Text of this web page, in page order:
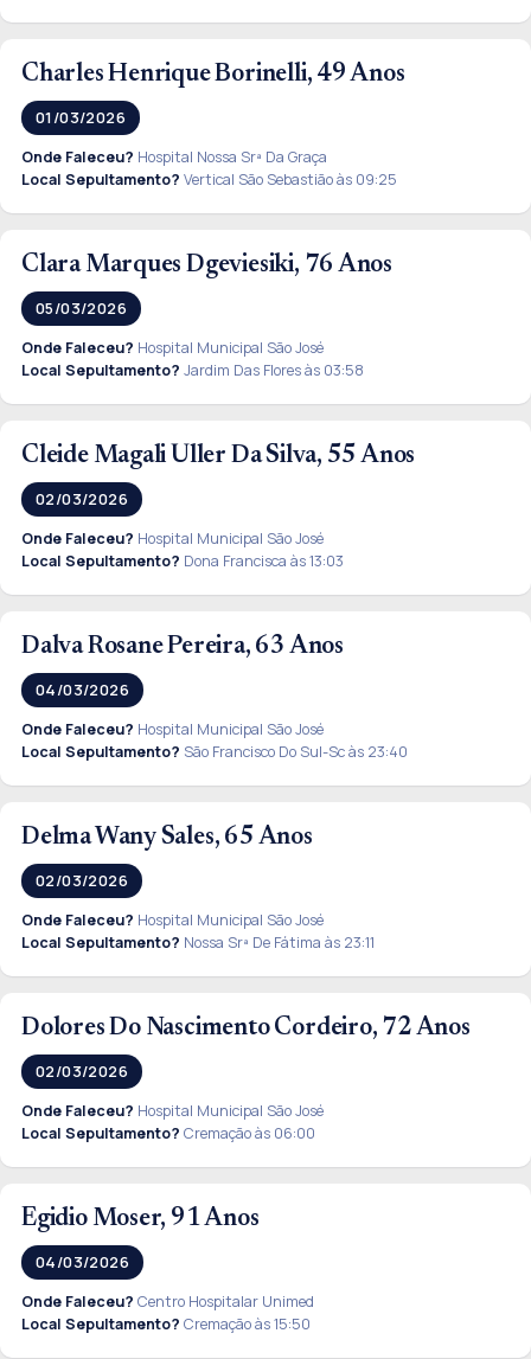
Charles Henrique Borinelli, 49 Anos
01/03/2026
Onde Faleceu? Hospital Nossa Srª Da Graça
Local Sepultamento? Vertical São Sebastião às 09:25
Clara Marques Dgeviesiki, 76 Anos
05/03/2026
Onde Faleceu? Hospital Municipal São José
Local Sepultamento? Jardim Das Flores às 03:58
Cleide Magali Uller Da Silva, 55 Anos
02/03/2026
Onde Faleceu? Hospital Municipal São José
Local Sepultamento? Dona Francisca às 13:03
Dalva Rosane Pereira, 63 Anos
04/03/2026
Onde Faleceu? Hospital Municipal São José
Local Sepultamento? São Francisco Do Sul-Sc às 23:40
Delma Wany Sales, 65 Anos
02/03/2026
Onde Faleceu? Hospital Municipal São José
Local Sepultamento? Nossa Srª De Fátima às 23:11
Dolores Do Nascimento Cordeiro, 72 Anos
02/03/2026
Onde Faleceu? Hospital Municipal São José
Local Sepultamento? Cremação às 06:00
Egidio Moser, 91 Anos
04/03/2026
Onde Faleceu? Centro Hospitalar Unimed
Local Sepultamento? Cremação às 15:50